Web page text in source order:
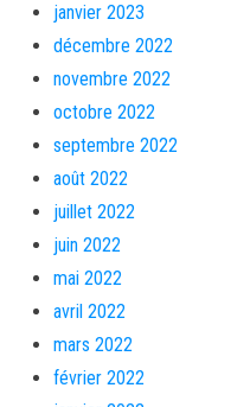
janvier 2023
décembre 2022
novembre 2022
octobre 2022
septembre 2022
août 2022
juillet 2022
juin 2022
mai 2022
avril 2022
mars 2022
février 2022